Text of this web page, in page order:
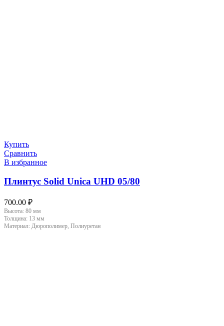
Купить
Сравнить
В избранное
Плинтус Solid Unica UHD 05/80
700.00 ₽
Высота: 80 мм
Толщина: 13 мм
Материал: Дюрополимер, Полиуретан